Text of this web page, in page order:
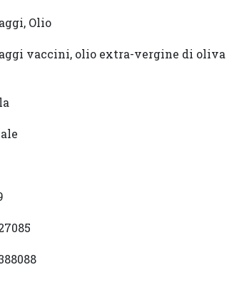
Olio
vaccini, olio extra-vergine di oliva